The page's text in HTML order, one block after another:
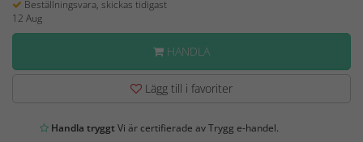
Beställningsvara, skickas tidigast
12 Aug
HANDLA
Lägg till i favoriter
Handla tryggtVi är certifierade av Trygg e-handel.